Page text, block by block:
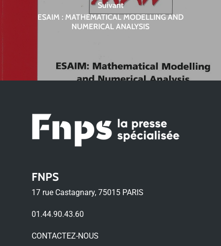
Suivant
ESAIM : MATHEMATICAL MODELLING AND
NUMERICAL ANALYSIS
FNPS
17 rue Castagnary, 75015 PARIS
01.44.90.43.60
CONTACTEZ-NOUS